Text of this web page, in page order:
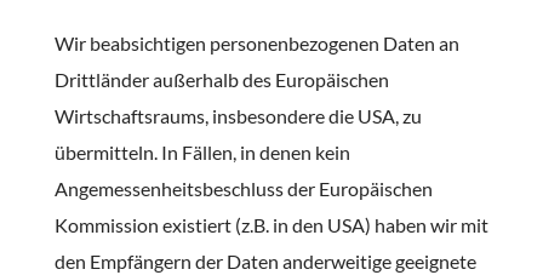
Wir beabsichtigen personenbezogenen Daten an
Drittländer außerhalb des Europäischen
Wirtschaftsraums, insbesondere die USA, zu
übermitteln. In Fällen, in denen kein
Angemessenheitsbeschluss der Europäischen
Kommission existiert (z.B. in den USA) haben wir mit
den Empfängern der Daten anderweitige geeignete